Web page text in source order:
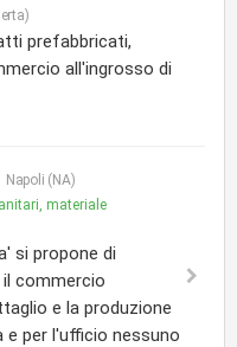
prefabbricati,
all'ingrosso di
Napoli (NA)
materiale
si propone di
commercio
e la produzione
e per l'ufficio nessuno